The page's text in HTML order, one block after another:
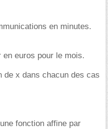
en minutes.
euros pour le mois.
de x dans chacun des cas
fonction affine par